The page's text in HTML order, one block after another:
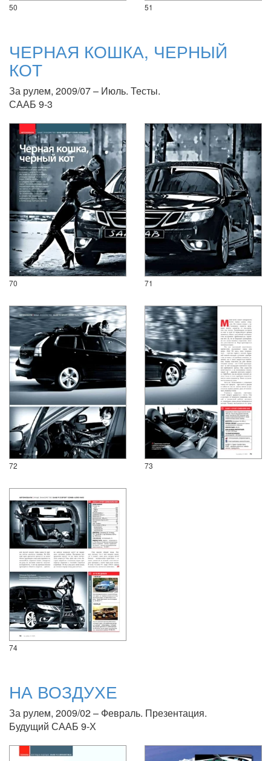
50 51
ЧЕРНАЯ КОШКА, ЧЕРНЫЙ
КОТ
За рулем, 2009/07 – Июль. Тесты.
СААБ 9-3
70 71
72 73
74
НА ВОЗДУХЕ
За рулем, 2009/02 – Февраль. Презентация.
Будущий СААБ 9-Х